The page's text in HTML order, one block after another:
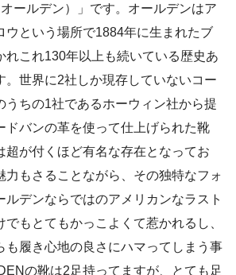
オールデン）」です。オールデンはア
ウという場所で1884年に生まれたブ
れこれ130年以上も続いている歴史あ
。世界に2社しか現存していないコー
うちの1社であるホーウィン社から提
ドバンの革を使って仕上げられた靴
超が付くほど有名な存在となってお
力もさることながら、その独特なフォ
ルデンならではのアメリカンなラスト
でもとてもかっこよくて惹かれるし、
も履き心地の良さにハマってしまう事
の靴は2足持ってますが、とても足